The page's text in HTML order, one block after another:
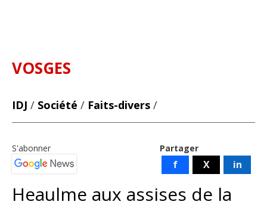
VOSGES
IDJ / Société / Faits-divers /
Partager
f X in
S'abonner
Heaulme aux assises de la